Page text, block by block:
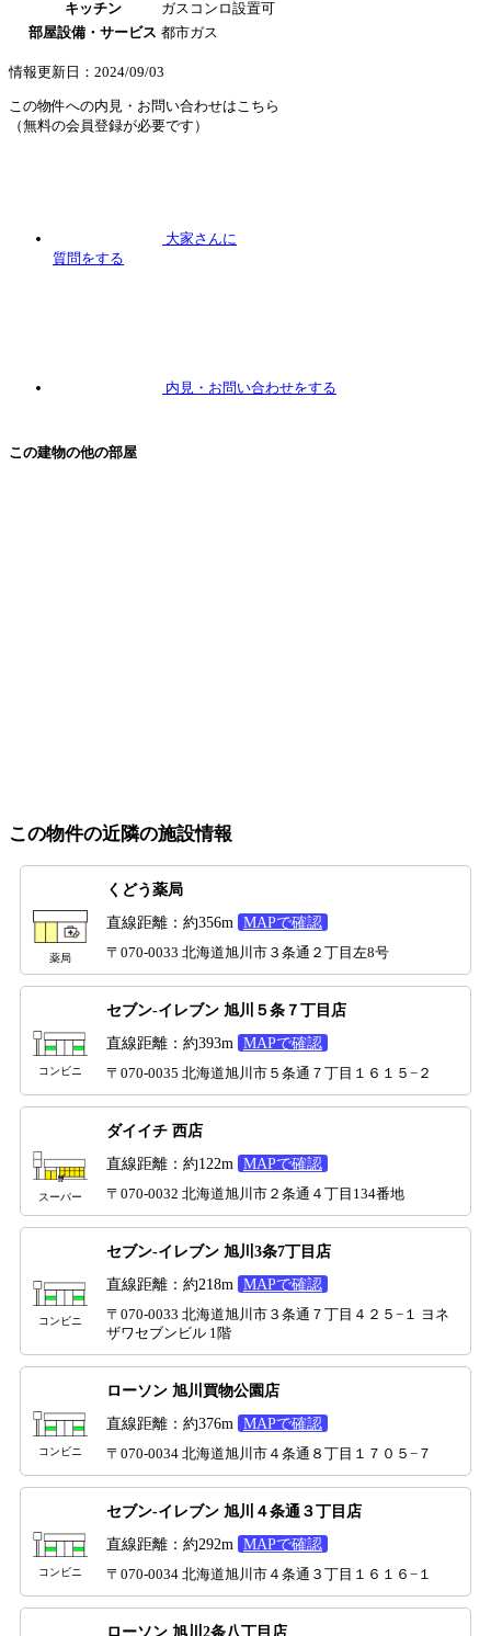
キッチン
ガスコンロ設置可
部屋設備・サービス 都市ガス
情報更新日：2024/09/03
この物件への内見・お問い合わせはこちら
（無料の会員登録が必要です）
大家さんに
質問をする
内見 ・お問い合わせをする
この建物の他の部屋
この物件の近隣の施設情報
薬局
くどう薬局
直線距離：約356m MAPで確認
〒070-0033 北海道旭川市３条通２丁目左8号
コンビニ
セブン-イレブン 旭川５条７丁目店
直線距離：約393m MAPで確認
〒070-0035 北海道旭川市５条通７丁目１６１５−２
スーパー
ダイイチ 西店
直線距離：約122m MAPで確認
〒070-0032 北海道旭川市２条通４丁目134番地
コンビニ
セブン-イレブン 旭川3条7丁目店
直線距離：約218m MAPで確認
〒070-0033 北海道旭川市３条通７丁目４２５−１ ヨネ
ザワセブンビル 1階
コンビニ
ローソン 旭川買物公園店
直線距離：約376m MAPで確認
〒070-0034 北海道旭川市４条通８丁目１７０５−７
コンビニ
セブン-イレブン 旭川４条通３丁目店
直線距離：約292m MAPで確認
〒070-0034 北海道旭川市４条通３丁目１６１６−１
ローソン 旭川2条八丁目店